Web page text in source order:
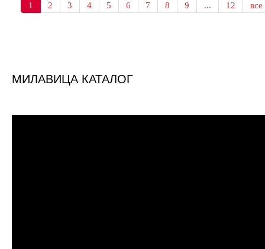
1 2 3 4 5 6 7 8 9 ... 12 все
МИЛАВИЦА КАТАЛОГ